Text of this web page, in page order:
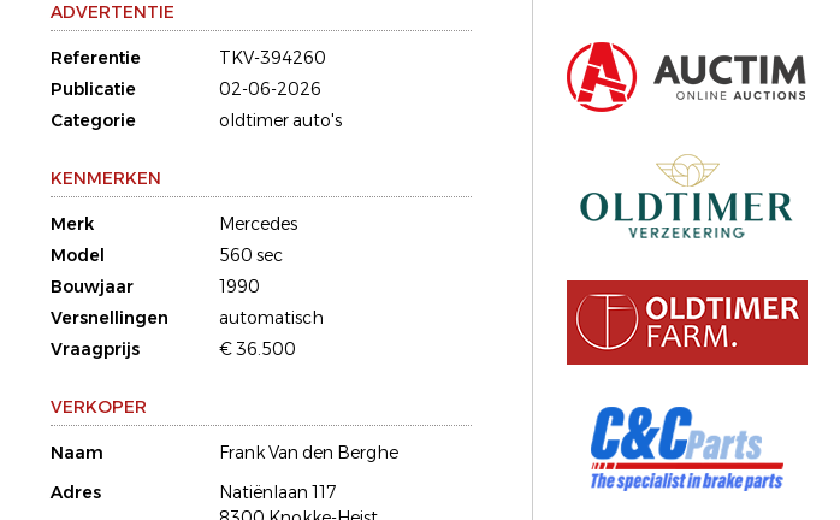
ADVERTENTIE
Referentie
TKV-394260
Publicatie
02-06-2026
Categorie
oldtimer auto's
KENMERKEN
Merk
Mercedes
Model
560 sec
Bouwjaar
1990
Versnellingen
automatisch
Vraagprijs
€ 36.500
VERKOPER
Naam
Frank Van den Berghe
Adres
Natiënlaan 117